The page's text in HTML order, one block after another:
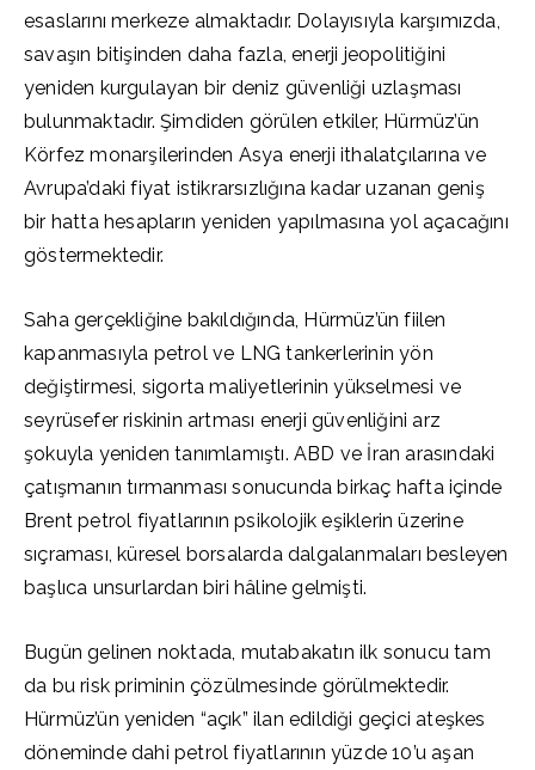
esaslarını merkeze almaktadır. Dolayısıyla karşımızda,
savaşın bitişinden daha fazla, enerji jeopolitiğini
yeniden kurgulayan bir deniz güvenliği uzlaşması
bulunmaktadır. Şimdiden görülen etkiler, Hürmüz’ün
Körfez monarşilerinden Asya enerji ithalatçılarına ve
Avrupa’daki fiyat istikrarsızlığına kadar uzanan geniş
bir hatta hesapların yeniden yapılmasına yol açacağını
göstermektedir.
Saha gerçekliğine bakıldığında, Hürmüz’ün fiilen
kapanmasıyla petrol ve LNG tankerlerinin yön
değiştirmesi, sigorta maliyetlerinin yükselmesi ve
seyrüsefer riskinin artması enerji güvenliğini arz
şokuyla yeniden tanımlamıştı. ABD ve İran arasındaki
çatışmanın tırmanması sonucunda birkaç hafta içinde
Brent petrol fiyatlarının psikolojik eşiklerin üzerine
sıçraması, küresel borsalarda dalgalanmaları besleyen
başlıca unsurlardan biri hâline gelmişti.
Bugün gelinen noktada, mutabakatın ilk sonucu tam
da bu risk priminin çözülmesinde görülmektedir.
Hürmüz’ün yeniden “açık” ilan edildiği geçici ateşkes
döneminde dahi petrol fiyatlarının yüzde 10’u aşan